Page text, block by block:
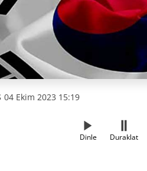
04 Ekim 2023 15:19
Dinle Duraklat